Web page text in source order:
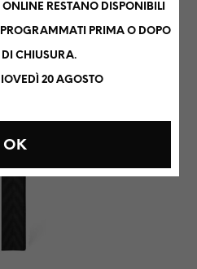
RESTANO DISPONIBILI
PROGRAMMATI PRIMA O DOPO
DI CHIUSURA.
20 AGOSTO
OK